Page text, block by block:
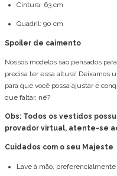
Cintura: 63 cm
Quadril: 90 cm
Spoiler de caimento
Nossos modelos são pensados
precisa ter essa altura! Deixamos
para que você possa ajustar e
que faltar, né?
Obs: Todos os vestidos
provador virtual, atente-se
Cuidados com o seu Majeste
Lave à mão,